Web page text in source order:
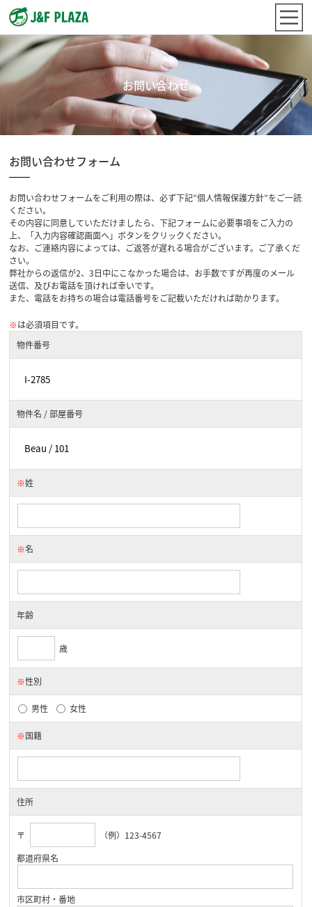
お問い合わせ
お問い合わせフォーム
お問い合わせフォームをご利用の際は、必ず下記”個人情報保護方針”をご一読
ください。
その内容に同意していただけましたら、下記フォームに必要事項をご入力の
上、「入力内容確認画面へ」ボタンをクリックください。
なお、ご連絡内容によっては、ご返答が遅れる場合がございます。ご了承くだ
さい。
弊社からの返信が2、3日中にこなかった場合は、お手数ですが再度のメール
送信、及びお電話を頂ければ幸いです。
また、電話をお持ちの場合は電話番号をご記載いただければ助かります。
※は必須項目です。
物件番号
物件名 / 部屋番号
※姓
※名
年齢
歳
※性別
男性 女性
※国籍
住所
〒
（例）123-4567
都道府県名
市区町村・番地